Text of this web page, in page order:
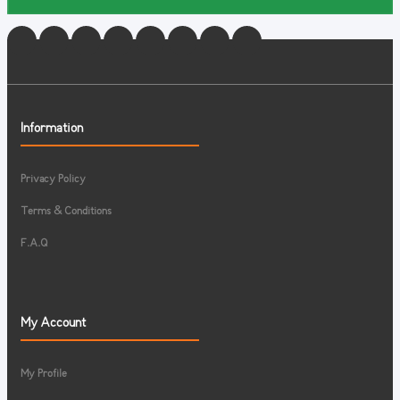
Information
Privacy Policy
Terms & Conditions
F.A.Q
My Account
My Profile